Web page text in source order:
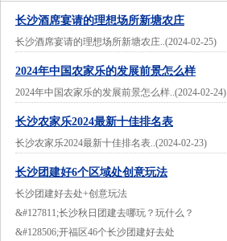
长沙酒席宴请的理想场所新塘农庄
长沙酒席宴请的理想场所新塘农庄..(2024-02-25)
2024年中国农家乐的发展前景怎么样
2024年中国农家乐的发展前景怎么样..(2024-02-24)
长沙农家乐2024最新十佳排名表
长沙农家乐2024最新十佳排名表..(2024-02-23)
长沙团建好6个区域处创意玩法
长沙团建好去处+创意玩法
&#127811;长沙秋日团建去哪玩？玩什么？
&#128506;开福区46个长沙团建好去处